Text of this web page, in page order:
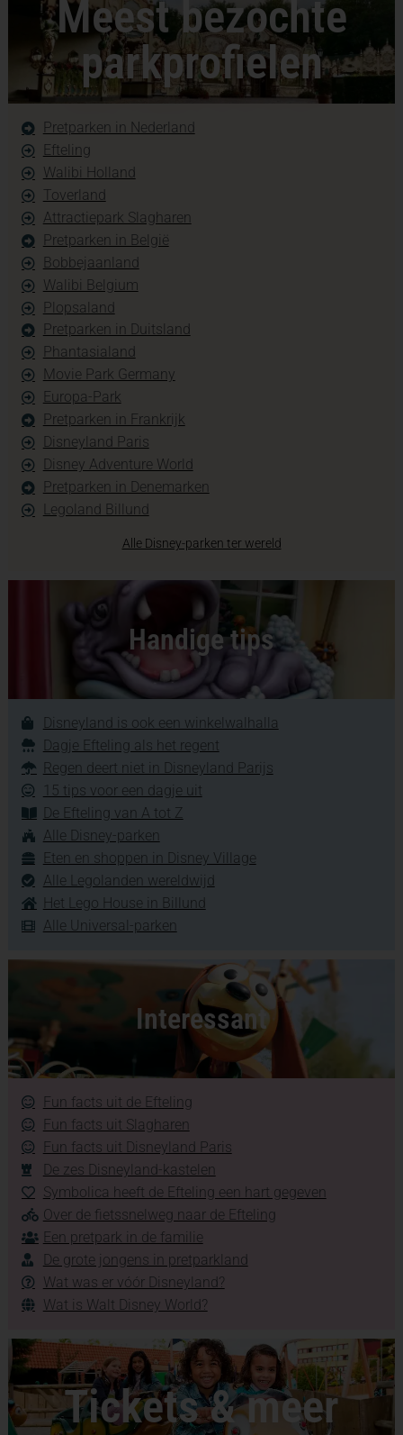
Meest bezochte
parkprofielen
Pretparken in Nederland
Efteling
Walibi Holland
Toverland
Attractiepark Slagharen
Pretparken in België
Bobbejaanland
Walibi Belgium
Plopsaland
Pretparken in Duitsland
Phantasialand
Movie Park Germany
Europa-Park
Pretparken in Frankrijk
Disneyland Paris
Disney Adventure World
Pretparken in Denemarken
Legoland Billund
Alle Disney-parken ter wereld
Handige tips
Disneyland is ook een winkelwalhalla
Dagje Efteling als het regent
Regen deert niet in Disneyland Parijs
15 tips voor een dagje uit
De Efteling van A tot Z
Alle Disney-parken
Eten en shoppen in Disney Village
Alle Legolanden wereldwijd
Het Lego House in Billund
Alle Universal-parken
Interessant
Fun facts uit de Efteling
Fun facts uit Slagharen
Fun facts uit Disneyland Paris
De zes Disneyland-kastelen
Symbolica heeft de Efteling een hart gegeven
Over de fietssnelweg naar de Efteling
Een pretpark in de familie
De grote jongens in pretparkland
Wat was er vóór Disneyland?
Wat is Walt Disney World?
Tickets & meer